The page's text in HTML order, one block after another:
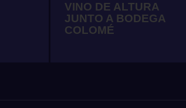
VINO DE ALTURA
JUNTO A BODEGA
COLOMÉ